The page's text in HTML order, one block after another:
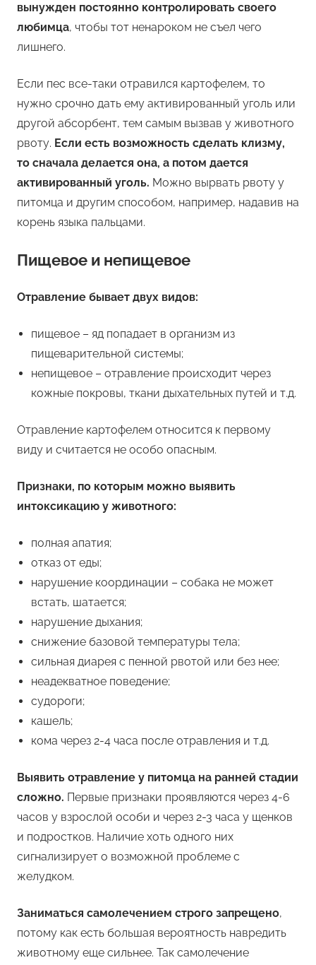
вынужден постоянно контролировать своего
любимца, чтобы тот ненароком не съел чего
лишнего.
Если пес все-таки отравился картофелем, то
нужно срочно дать ему активированный уголь или
другой абсорбент, тем самым вызвав у животного
рвоту. Если есть возможность сделать клизму,
то сначала делается она, а потом дается
активированный уголь. Можно вырвать рвоту у
питомца и другим способом, например, надавив на
корень языка пальцами.
Пищевое и непищевое
Отравление бывает двух видов:
пищевое – яд попадает в организм из
пищеварительной системы;
непищевое – отравление происходит через
кожные покровы, ткани дыхательных путей и т.д.
Отравление картофелем относится к первому
виду и считается не особо опасным.
Признаки, по которым можно выявить
интоксикацию у животного:
полная апатия;
отказ от еды;
нарушение координации – собака не может
встать, шатается;
нарушение дыхания;
снижение базовой температуры тела;
сильная диарея с пенной рвотой или без нее;
неадекватное поведение;
судороги;
кашель;
кома через 2-4 часа после отравления и т.д.
Выявить отравление у питомца на ранней стадии
сложно. Первые признаки проявляются через 4-6
часов у взрослой особи и через 2-3 часа у щенков
и подростков. Наличие хоть одного них
сигнализирует о возможной проблеме с
желудком.
Заниматься самолечением строго запрещено,
потому как есть большая вероятность навредить
животному еще сильнее. Так самолечение